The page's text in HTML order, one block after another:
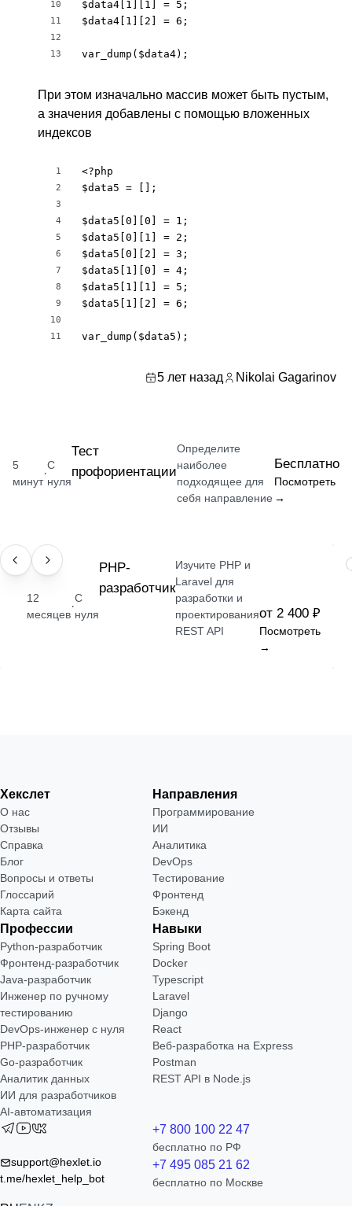
10
11
12
13
$data4[1][1] = 5;
$data4[1][2] = 6;
var_dump($data4);
При этом изначально массив может быть пустым,
а значения добавлены с помощью вложенных
индексов
1
2
3
4
5
6
7
8
9
10
11
<?php
$data5 = [];
$data5[0][0] = 1;
$data5[0][1] = 2;
$data5[0][2] = 3;
$data5[1][0] = 4;
$data5[1][1] = 5;
$data5[1][2] = 6;
var_dump($data5);
5 лет назад Nikolai Gagarinov
5
минут
·
С
нуля
Тест
профориентации
Определите
наиболее
подходящее для
себя направление
Бесплатно
Посмотреть
→
ПРОФЕССИЯ
12
месяцев
·
С
нуля
РНР-
разработчик
Изучите PHP и
Laravel для
разработки и
проектирования
REST API
от 2 400 ₽
Посмотреть
→
Хекслет
О нас
Отзывы
Справка
Блог
Вопросы и ответы
Глоссарий
Карта сайта
Направления
Программирование
ИИ
Аналитика
DevOps
Тестирование
Фронтенд
Бэкенд
Профессии
Python-разработчик
Фронтенд-разработчик
Java-разработчик
Инженер по ручному
тестированию
DevOps-инженер с нуля
РНР-разработчик
Go-разработчик
Аналитик данных
ИИ для разработчиков
AI-автоматизация
Навыки
Spring Boot
Docker
Typescript
Laravel
Django
React
Веб-разработка на Express
Postman
REST API в Node.js
support@hexlet.io
t.me/hexlet_help_bot
+7 800 100 22 47
бесплатно по РФ
+7 495 085 21 62
бесплатно по Москве